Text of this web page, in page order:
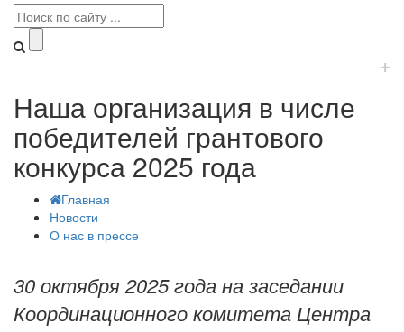
+
Наша организация в числе
победителей грантового
конкурса 2025 года
Главная
Новости
О нас в прессе
30 октября 2025 года на заседании
Координационного комитета Центра